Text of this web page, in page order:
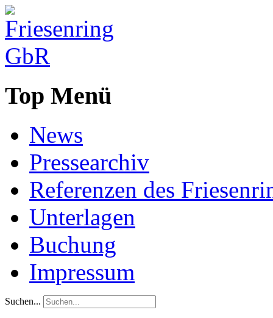
Top Menü
News
Pressearchiv
Referenzen des
Unterlagen
Buchung
Impressum
Suchen...